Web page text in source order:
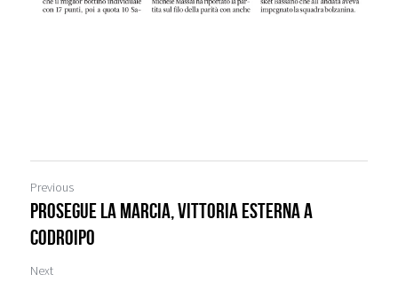
Previous
Prosegue la marcia, vittoria esterna a
Codroipo
Next